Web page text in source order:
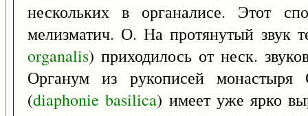
нескольких в органалисе. Этот
мелизматич. О. На протянутый звук
organalis) приходилось от неск.
Органум из рукописей
(diaphonie basilica) имеет уже ярко